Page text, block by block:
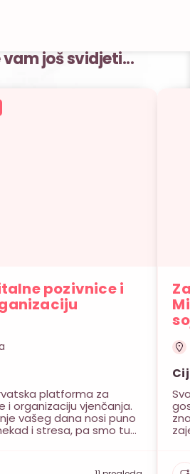
vam još svidjeti...
pozivnice i
platforma za
i organizaciju vjenčanja.
vašeg dana nosi puno
i stresa, pa smo tu
kada svojim